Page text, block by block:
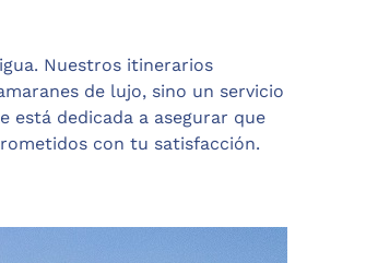
Nuestros itinerarios
de lujo, sino un servicio
está dedicada a asegurar que
con tu satisfacción.